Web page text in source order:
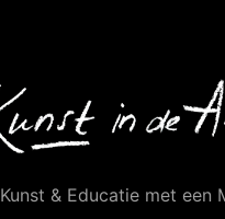
Kunst & Educatie met een